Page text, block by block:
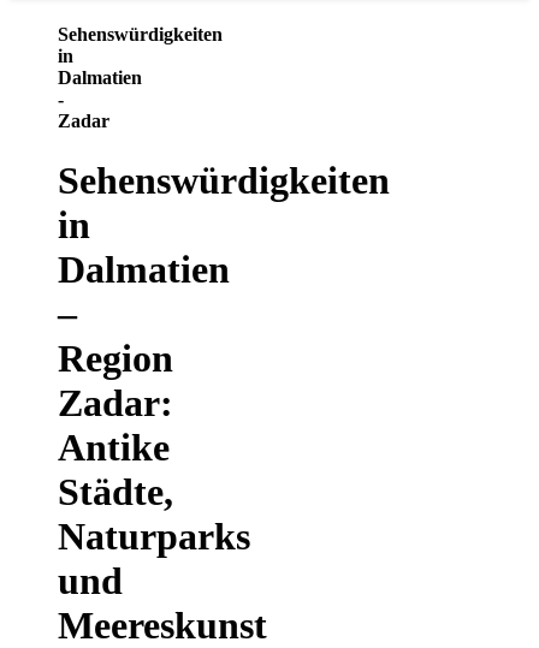
Sehenswürdigkeiten
in
Dalmatien
-
Zadar
Sehenswürdigkeiten
in
Dalmatien
–
Region
Zadar:
Antike
Städte,
Naturparks
und
Meereskunst